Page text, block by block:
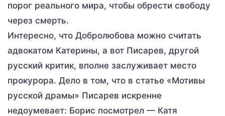
порог реального мира, чтобы обрести свободу
через смерть.
Интересно, что Добролюбова можно считать
адвокатом Катерины, а вот Писарев, другой
русский критик, вполне заслуживает место
прокурора. Дело в том, что в статье «Мотивы
русской драмы» Писарев искренне
недоумевает: Борис посмотрел — Катя